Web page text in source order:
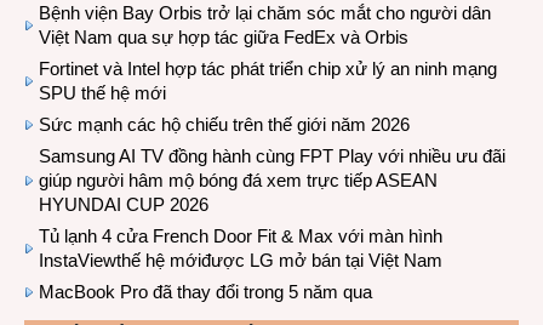
Bệnh viện Bay Orbis trở lại chăm sóc mắt cho người dân
Việt Nam qua sự hợp tác giữa FedEx và Orbis
Fortinet và Intel hợp tác phát triển chip xử lý an ninh mạng
SPU thế hệ mới
Sức mạnh các hộ chiếu trên thế giới năm 2026
Samsung AI TV đồng hành cùng FPT Play với nhiều ưu đãi
giúp người hâm mộ bóng đá xem trực tiếp ASEAN
HYUNDAI CUP 2026
Tủ lạnh 4 cửa French Door Fit & Max với màn hình
InstaViewthế hệ mớiđược LG mở bán tại Việt Nam
MacBook Pro đã thay đổi trong 5 năm qua